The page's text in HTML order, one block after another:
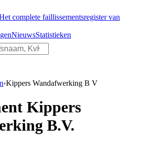
complete faillissementsregister van
NieuwsStatistieken
›Kippers Wandafwerking B V
Kippers
B.V.